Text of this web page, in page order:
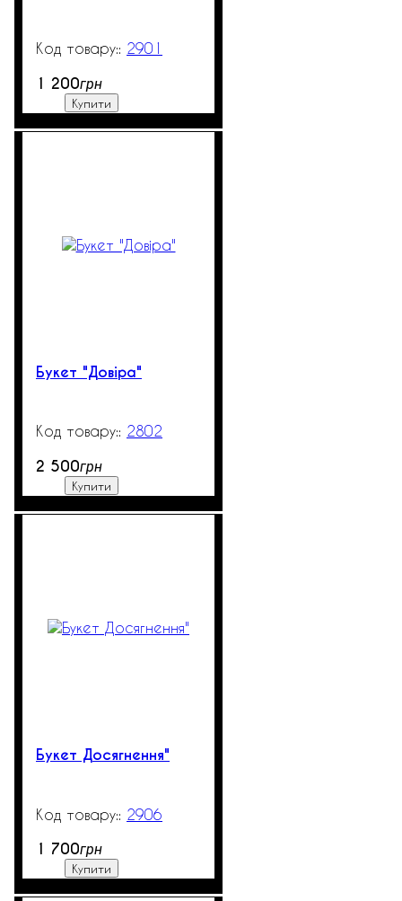
2901
1 200грн
Купити
Букет "Довіра"
2802
2 500грн
Купити
Букет Досягнення"
2906
1 700грн
Купити